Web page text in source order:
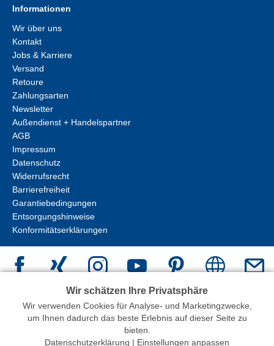
Informationen
Wir über uns
Kontakt
Jobs & Karriere
Versand
Retoure
Zahlungsarten
Newsletter
Außendienst + Handelspartner
AGB
Impressum
Datenschutz
Widerrufsrecht
Barrierefreiheit
Garantiebedingungen
Entsorgungshinweise
Konformitätserklärungen
erstellt mit Peleides
Wir schätzen Ihre Privatsphäre
Wir verwenden Cookies für Analyse- und Marketingzwecke,
um Ihnen dadurch das beste Erlebnis auf dieser Seite zu
bieten.
Datenschutzerklärung | Einstellungen anpassen